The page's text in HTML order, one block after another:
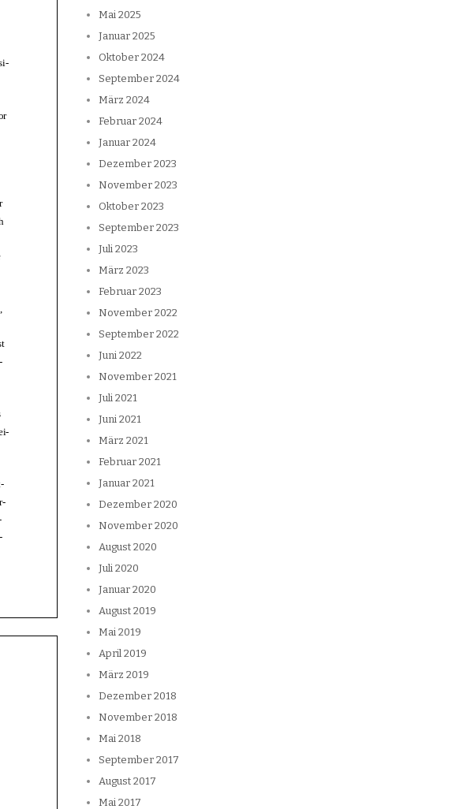
Mai 2025
Januar 2025
Oktober 2024
September 2024
März 2024
Februar 2024
Januar 2024
Dezember 2023
November 2023
Oktober 2023
September 2023
Juli 2023
März 2023
Februar 2023
November 2022
September 2022
Juni 2022
November 2021
Juli 2021
Juni 2021
März 2021
Februar 2021
Januar 2021
Dezember 2020
November 2020
August 2020
Juli 2020
Januar 2020
August 2019
Mai 2019
April 2019
März 2019
Dezember 2018
November 2018
Mai 2018
September 2017
August 2017
Mai 2017